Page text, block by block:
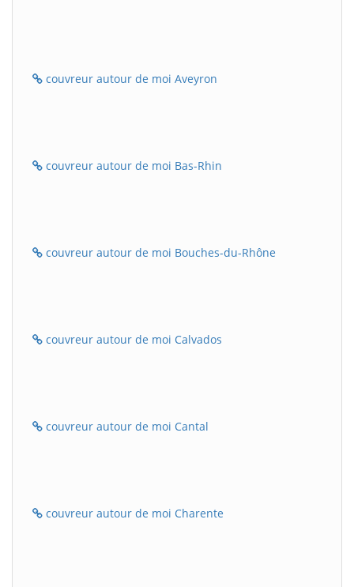
couvreur autour de moi Aveyron
couvreur autour de moi Bas-Rhin
couvreur autour de moi Bouches-du-Rhône
couvreur autour de moi Calvados
couvreur autour de moi Cantal
couvreur autour de moi Charente